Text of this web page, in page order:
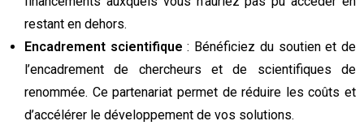
restant en dehors.
Encadrement scientifique : Bénéficiez du soutien et de
l’encadrement de chercheurs et de scientifiques de
renommée. Ce partenariat permet de réduire les coûts et
d’accélérer le développement de vos solutions.